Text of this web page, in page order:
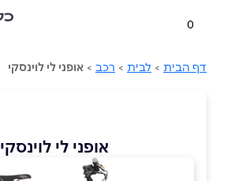
0
דף הבית > לבית > רכב > אופני לי לוינסקי
אופני לי לוינסקי